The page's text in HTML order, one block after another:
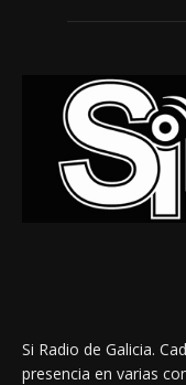
Si Radio de Galicia.
presencia en varias